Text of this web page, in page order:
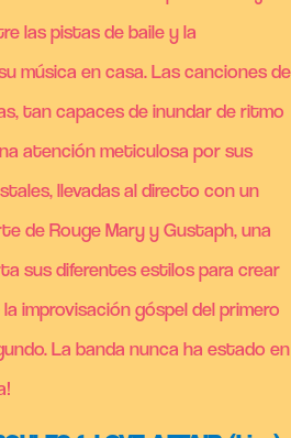
las pistas de baile y la
música en casa. Las canciones de
tan capaces de inundar de ritmo
atención meticulosa por sus
llevadas al directo con un
de Rouge Mary y Gustaph, una
sus diferentes estilos para crear
improvisación góspel del primero
La banda nunca ha estado en